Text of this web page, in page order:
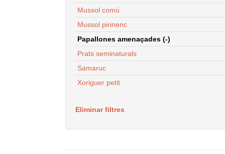
Mussol comú
Mussol pirinenc
Papallones amenaçades (-)
Prats seminaturals
Samaruc
Xoriguer petit
Eliminar filtres